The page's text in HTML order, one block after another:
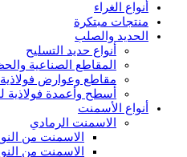
أنواع الغراء
منتجات مبتكرة
الحديد والصلب
أنواع حديد التسليح
المقاطع الصناعية
مقاطع وعوارض فولاذية
أسطح وأعمدة فولاذية
أنواع الأسمنت
الاسمنت الرمادي
الاسمنت من النوع
الاسمنت من النوع